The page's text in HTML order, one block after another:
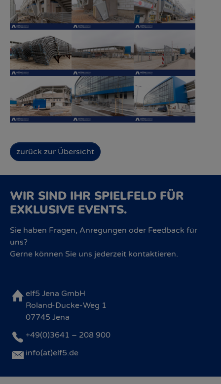
Show larger version
Show larger versionShow larger versionShow larger version
zurück zur Übersicht
WIR SIND IHR SPIELFELD FÜR
EXKLUSIVE EVENTS.
Sie haben Fragen, Anregungen oder Feedback für
uns?
Gerne können Sie uns jederzeit kontaktieren.
elf5 Jena GmbH
Roland-Ducke-Weg 1
07745 Jena
+49(0)3641 – 208 900
info(at)elf5.de